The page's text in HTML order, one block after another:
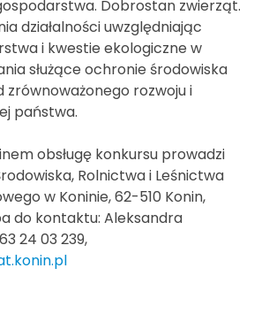
Dobrostan zwierząt.
działalności uwzględniając
i kwestie ekologiczne w
służące ochronie środowiska
zrównoważonego rozwoju i
państwa.
obsługę konkursu prowadzi
Rolnictwa i Leśnictwa
w Koninie, 62-510 Konin,
do kontaktu: Aleksandra
24 03 239,